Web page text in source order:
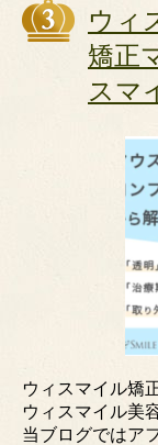
ウィ
矯正
スマ
ウィスマイル矯
ウィスマイル美
当ブログではア